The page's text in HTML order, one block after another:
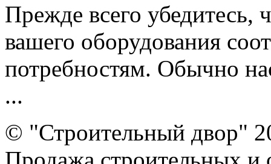
Прежде всего убедитесь,
вашего оборудования
потребностям. Обычно
...
© "Строительный двор"